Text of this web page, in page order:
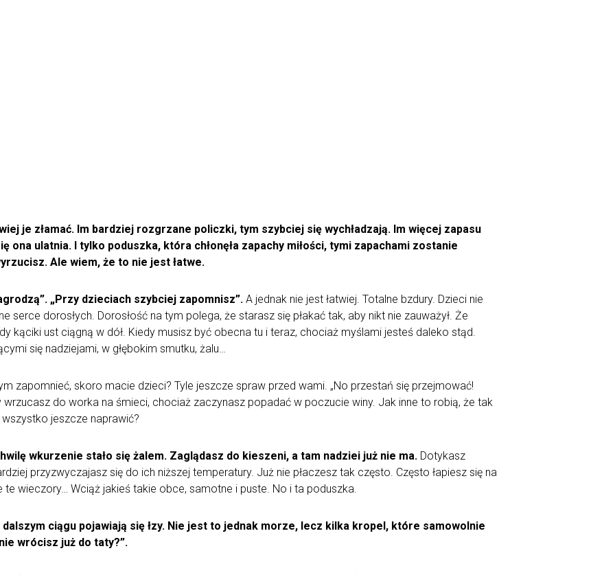
je złamać. Im bardziej rozgrzane policzki, tym szybciej się wychładzają. Im więcej zapasu
ona ulatnia. I tylko poduszka, która chłonęła zapachy miłości, tymi zapachami zostanie
Ale wiem, że to nie jest łatwe.
„Przy dzieciach szybciej zapomnisz”. A jednak nie jest łatwiej. Totalne bzdury. Dzieci nie
serce dorosłych. Dorosłość na tym polega, że starasz się płakać tak, aby nikt nie zauważył. Że
kąciki ust ciągną w dół. Kiedy musisz być obecna tu i teraz, chociaż myślami jesteś daleko stąd.
się nadziejami, w głębokim smutku, żalu…
zapomnieć, skoro macie dzieci? Tyle jeszcze spraw przed wami. „No przestań się przejmować!
wrzucasz do worka na śmieci, chociaż zaczynasz popadać w poczucie winy. Jak inne to robią, że tak
jeszcze naprawić?
wkurzenie stało się żalem. Zaglądasz do kieszeni, a tam nadziei już nie ma. Dotykasz
przyzwyczajasz się do ich niższej temperatury. Już nie płaczesz tak często. Często łapiesz się na
te wieczory… Wciąż jakieś takie obce, samotne i puste. No i ta poduszka.
ciągu pojawiają się łzy. Nie jest to jednak morze, lecz kilka kropel, które samowolnie
wrócisz już do taty?”.